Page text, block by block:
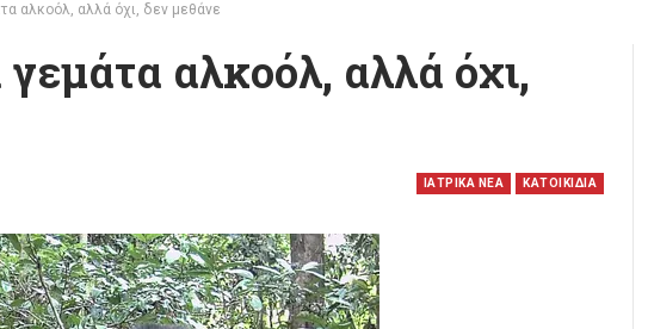
αλκοόλ, αλλά όχι, δεν μεθάνε
αλκοόλ, αλλά όχι,
ΙΑΤΡΙΚΑ ΝΕΑ ΚΑΤΟΙΚΙΔΙΑ